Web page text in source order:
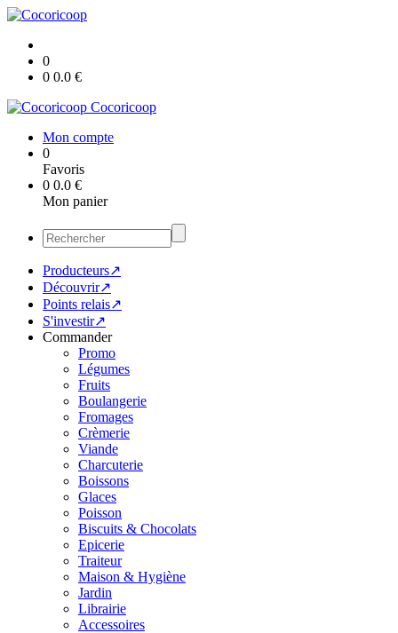
0
0 0.0 €
Cocoricoop
Mon compte
0
Favoris
0 0.0 €
Mon panier
Producteurs↗
Découvrir↗
Points relais↗
S'investir↗
Commander
Promo
Légumes
Fruits
Boulangerie
Fromages
Crèmerie
Viande
Charcuterie
Boissons
Glaces
Poisson
Biscuits & Chocolats
Epicerie
Traiteur
Maison & Hygiène
Jardin
Librairie
Accessoires